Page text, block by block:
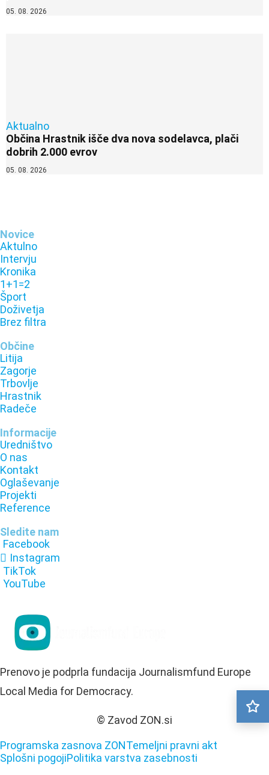
05. 08. 2026
Aktualno
Občina Hrastnik išče dva nova sodelavca, plači
dobrih 2.000 evrov
05. 08. 2026
Novice
Aktulno
Intervju
Kronika
1+1=2
Šport
Doživetja
Brez filtra
Občine
Litija
Zagorje
Trbovlje
Hrastnik
Radeče
Informacije
Uredništvo
O nas
Kontakt
Oglaševanje
Projekti
Reference
Sledite nam
Facebook
Instagram
TikTok
YouTube
Prenovo je podprla fundacija Journalismfund Europe
Local Media for Democracy.
© Zavod ZON.si
Programska zasnova ZONTemeljni pravni akt
Splošni pogojiPolitika varstva zasebnosti